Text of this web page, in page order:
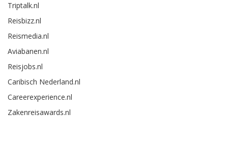
Triptalk.nl
Reisbizz.nl
Reismedia.nl
Aviabanen.nl
Reisjobs.nl
Caribisch Nederland.nl
Careerexperience.nl
Zakenreisawards.nl